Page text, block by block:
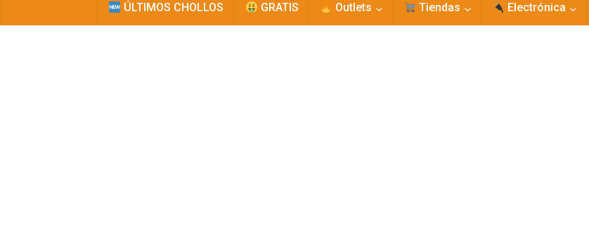
ÚLTIMOS CHOLLOS GRATIS Outlets Tiendas Electrónica